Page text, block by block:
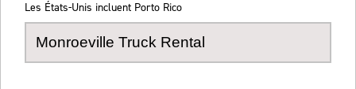
Les États-Unis incluent Porto Rico